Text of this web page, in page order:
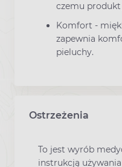
czemu produkt
Komfort -
zapewnia
pieluchy.
Ostrzeżenia
To jest wyrób
instrukcją